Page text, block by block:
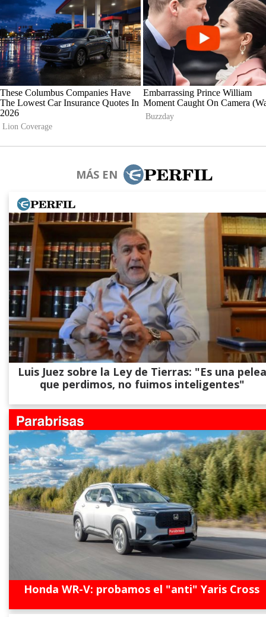
MÁS EN
Luis Juez sobre la Ley de Tierras: "Es una pelea
que perdimos, no fuimos inteligentes"
Honda WR-V: probamos el "anti" Yaris Cross